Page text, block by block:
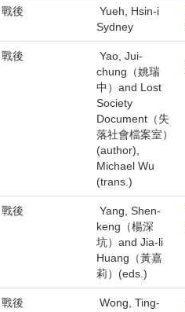
戰後
Yueh, Hsin-i
Sydney
戰後
Yao, Jui-
chung（姚瑞
中）and Lost
Society
Document（失
落社會檔案室）
(author),
Michael Wu
(trans.)
戰後
Yang, Shen-
keng（楊深
坑）and Jia-li
Huang（黃嘉
莉）(eds.)
戰後
Wong, Ting-